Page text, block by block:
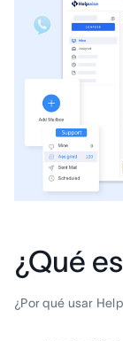
¿Qué
¿Por qué usar